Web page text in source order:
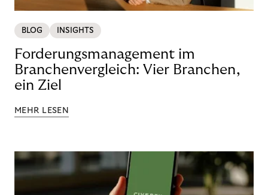
BLOG INSIGHTS
Forderungsmanagement im
Branchenvergleich: Vier Branchen,
ein Ziel
MEHR LESEN